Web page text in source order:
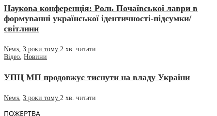
Наукова конференція: Роль Почаївської лаври в
формуванні української ідентичності-підсумки/
світлини
News 3 роки тому 2 хв. читати
Відео Новини
УПЦ МП продовжує тиснути на владу України
News 3 роки тому 2 хв. читати
ПОЖЕРТВА